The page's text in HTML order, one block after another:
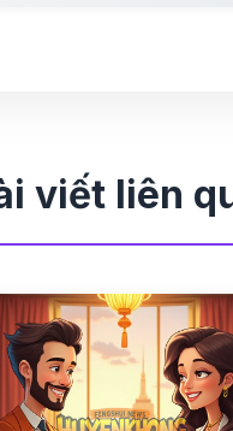
viết liên